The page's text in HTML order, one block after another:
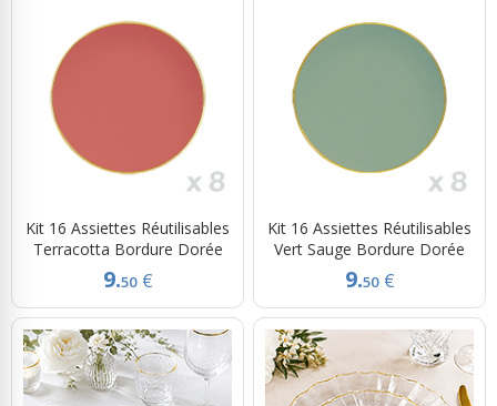
Kit 16 Assiettes Réutilisables
Terracotta Bordure Dorée
9.50 €
Kit 16 Assiettes Réutilisables
Vert Sauge Bordure Dorée
9.50 €